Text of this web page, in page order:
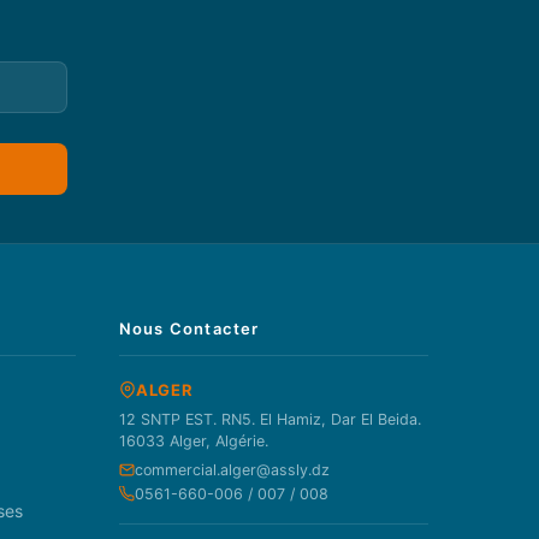
Nous Contacter
ALGER
12 SNTP EST. RN5. El Hamiz, Dar El Beida.
16033 Alger, Algérie.
commercial.alger@assly.dz
0561-660-006 / 007 / 008